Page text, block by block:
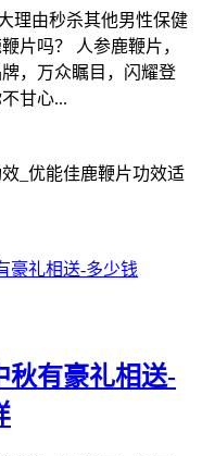
理由秒杀其他男性保健
片吗？ 人参鹿鞭片，
，万众瞩目，闪耀登
甘心...
_优能佳鹿鞭片功效适
秋有豪礼相送-